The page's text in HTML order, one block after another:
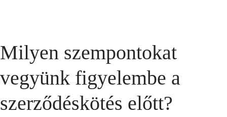
Milyen szempontokat
vegyünk figyelembe a
szerződéskötés előtt?